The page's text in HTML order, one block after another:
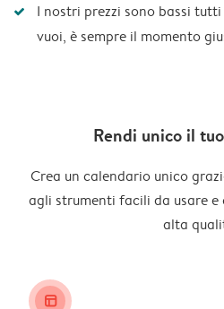
I nostri prezzi sono bassi
vuoi, è sempre il momento
Rendi unico il
Crea un calendario unico
agli strumenti facili da usare
alta
layout_alt